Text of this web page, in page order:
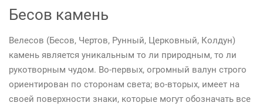
Бесов камень
Велесов (Бесов, Чертов, Рунный, Церковный, Колдун)
камень является уникальным то ли природным, то ли
рукотворным чудом. Во-первых, огромный валун строго
ориентирован по сторонам света; во-вторых, имеет на
своей поверхности знаки, которые могут обозначать все